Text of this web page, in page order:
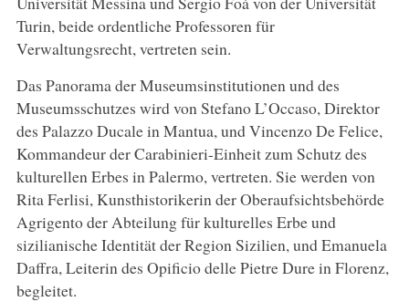
Turin, beide ordentliche Professoren für
Verwaltungsrecht, vertreten sein.
Das Panorama der Museumsinstitutionen und des
Museumsschutzes wird von Stefano L’Occaso, Direktor
des Palazzo Ducale in Mantua, und Vincenzo De Felice,
Kommandeur der Carabinieri-Einheit zum Schutz des
kulturellen Erbes in Palermo, vertreten. Sie werden von
Rita Ferlisi, Kunsthistorikerin der Oberaufsichtsbehörde
Agrigento der Abteilung für kulturelles Erbe und
sizilianische Identität der Region Sizilien, und Emanuela
Daffra, Leiterin des Opificio delle Pietre Dure in Florenz,
begleitet.